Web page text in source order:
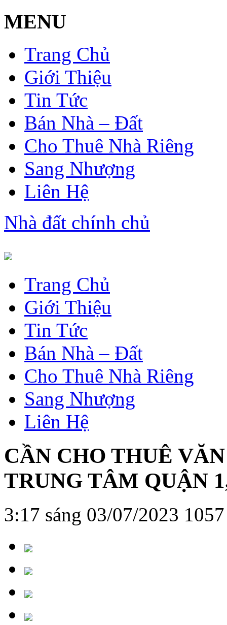
MENU
Trang Chủ
Giới Thiệu
Tin Tức
Bán Nhà – Đất
Cho Thuê Nhà Riêng
Sang Nhượng
Liên Hệ
Nhà đất chính chủ
Trang Chủ
Giới Thiệu
Tin Tức
Bán Nhà – Đất
Cho Thuê Nhà Riêng
Sang Nhượng
Liên Hệ
CẦN CHO THUÊ
TRUNG TÂM QUẬN
3:17 sáng 03/07/2023